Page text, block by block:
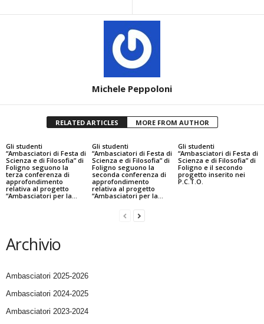
Michele Peppoloni
RELATED ARTICLES MORE FROM AUTHOR
Gli studenti
“Ambasciatori di Festa di
Scienza e di Filosofia” di
Foligno seguono la
terza conferenza di
approfondimento
relativa al progetto
“Ambasciatori per la...
Gli studenti
“Ambasciatori di Festa di
Scienza e di Filosofia” di
Foligno seguono la
seconda conferenza di
approfondimento
relativa al progetto
“Ambasciatori per la...
Gli studenti
“Ambasciatori di Festa di
Scienza e di Filosofia” di
Foligno e il secondo
progetto inserito nei
P.C.T.O.
Archivio
Ambasciatori 2025-2026
Ambasciatori 2024-2025
Ambasciatori 2023-2024